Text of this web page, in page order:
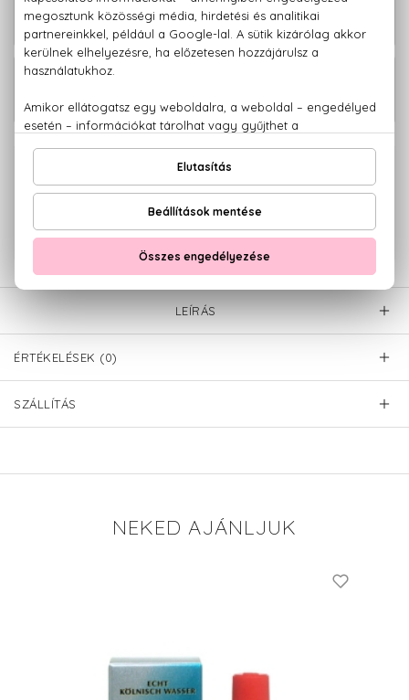
Discipline Hajsimító sampon 300 ml
14 napos visszaküldési garanciával
Kérdésed van, elakadtál? Hívd ügyfélszolgálatunkat:
779 1926
LEÍRÁS
ÉRTÉKELÉSEK (0)
SZÁLLÍTÁS
NEKED AJÁNLJUK